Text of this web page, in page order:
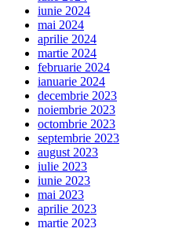
iunie 2024
mai 2024
aprilie 2024
martie 2024
februarie 2024
ianuarie 2024
decembrie 2023
noiembrie 2023
octombrie 2023
septembrie 2023
august 2023
iulie 2023
iunie 2023
mai 2023
aprilie 2023
martie 2023